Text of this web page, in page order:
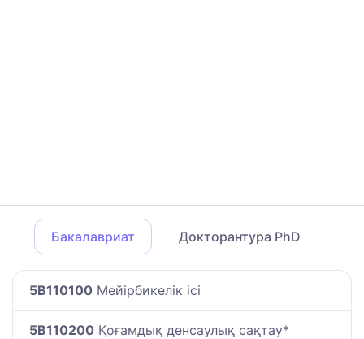
Бакалавриат Докторантура PhD
5B110100 Мейірбикелік ісі
5B110200 Қоғамдық денсаулық сақтау*